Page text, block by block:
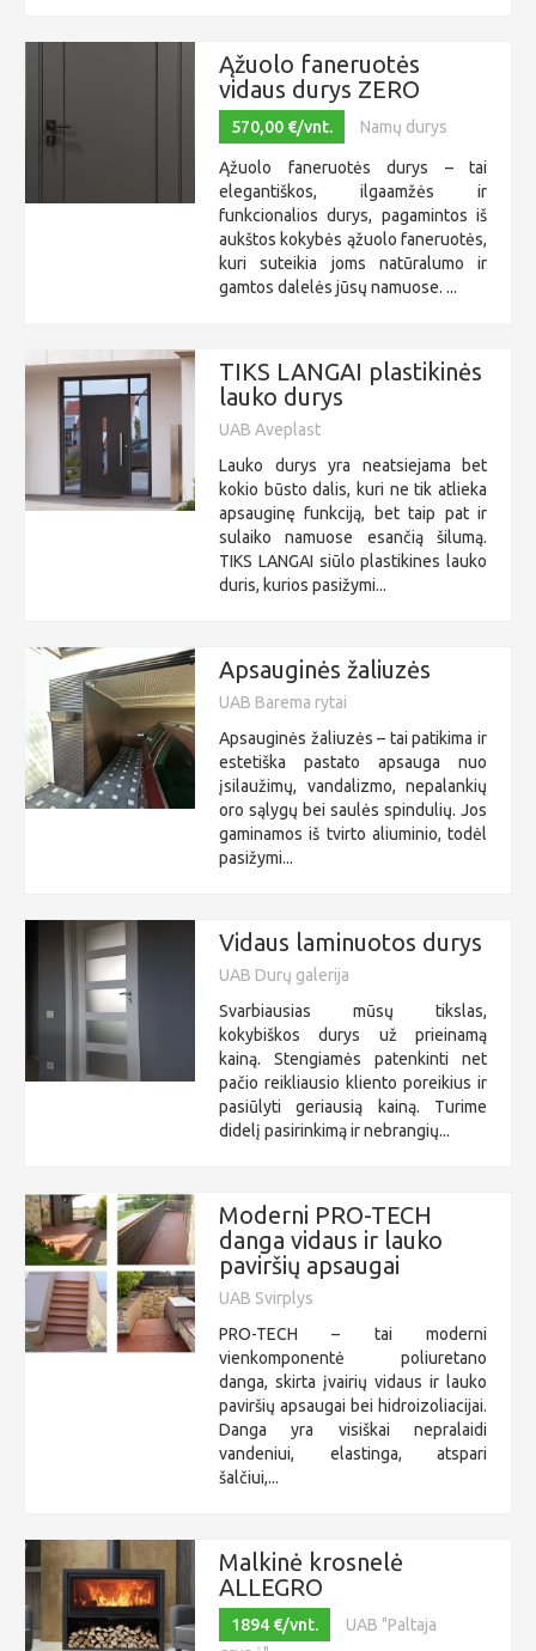
Ąžuolo faneruotės
vidaus durys ZERO
570,00 €/vnt. Namų durys
Ąžuolo faneruotės durys – tai
elegantiškos, ilgaamžės ir
funkcionalios durys, pagamintos iš
aukštos kokybės ąžuolo faneruotės,
kuri suteikia joms natūralumo ir
gamtos dalelės jūsų namuose. ...
TIKS LANGAI plastikinės
lauko durys
UAB Aveplast
Lauko durys yra neatsiejama bet
kokio būsto dalis, kuri ne tik atlieka
apsauginę funkciją, bet taip pat ir
sulaiko namuose esančią šilumą.
TIKS LANGAI siūlo plastikines lauko
duris, kurios pasižymi...
Apsauginės žaliuzės
UAB Barema rytai
Apsauginės žaliuzės – tai patikima ir
estetiška pastato apsauga nuo
įsilaužimų, vandalizmo, nepalankių
oro sąlygų bei saulės spindulių. Jos
gaminamos iš tvirto aliuminio, todėl
pasižymi...
Vidaus laminuotos durys
UAB Durų galerija
Svarbiausias mūsų tikslas,
kokybiškos durys už prieinamą
kainą. Stengiamės patenkinti net
pačio reikliausio kliento poreikius ir
pasiūlyti geriausią kainą. Turime
didelį pasirinkimą ir nebrangių...
Moderni PRO-TECH
danga vidaus ir lauko
paviršių apsaugai
UAB Svirplys
PRO-TECH – tai moderni
vienkomponentė poliuretano
danga, skirta įvairių vidaus ir lauko
paviršių apsaugai bei hidroizoliacijai.
Danga yra visiškai nepralaidi
vandeniui, elastinga, atspari
šalčiui,...
Malkinė krosnelė
ALLEGRO
1894 €/vnt.
UAB "Paltaja